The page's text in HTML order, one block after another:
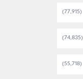
(77,915)
(74,835)
(55,718)